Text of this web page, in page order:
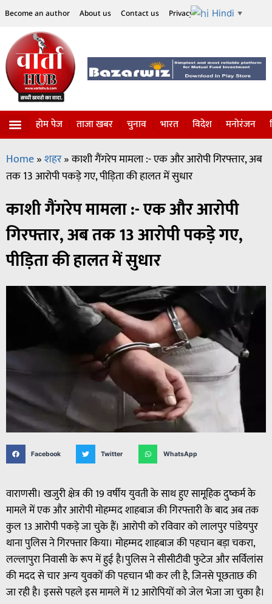
Become an author About us Contact us Privacy Policy Disclaimer
Hindi ▼
होम पेज ताजा खबर चुनाव भारत विदेश मनोरंजन
Home»शहर»काशी गैंगरेप मामला :- एक और आरोपी गिरफ्तार, अब
तक 13 आरोपी पकड़े गए, पीड़िता की हालत में सुधार
काशी गैंगरेप मामला :- एक और आरोपी
गिरफ्तार, अब तक 13 आरोपी पकड़े गए,
पीड़िता की हालत में सुधार
Facebook Twitter WhatsApp
वाराणसी। खजुरी क्षेत्र की 19 वर्षीय युवती के साथ हुए सामूहिक दुष्कर्म के
मामले में एक और आरोपी मोहम्मद शाहबाज की गिरफ्तारी के बाद अब तक
कुल 13 आरोपी पकड़े जा चुके हैं। आरोपी को रविवार को लालपुर पांडेयपुर
थाना पुलिस ने गिरफ्तार किया। मोहम्मद शाहबाज की पहचान बड़ा चकरा,
लल्लापुरा निवासी के रूप में हुई है।पुलिस ने सीसीटीवी फुटेज और सर्विलांस
की मदद से चार अन्य युवकों की पहचान भी कर ली है, जिनसे पूछताछ की
जा रही है। इससे पहले इस मामले में 12 आरोपियों को जेल भेजा जा चुका है।